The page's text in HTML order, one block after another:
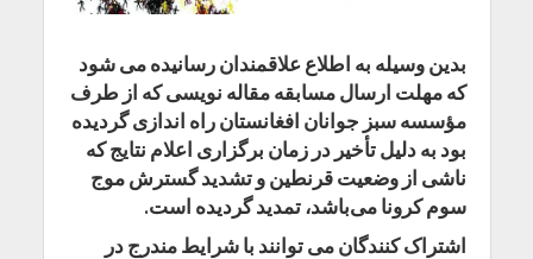
بدین وسیله به اطلاع علاقمندان رسانیده می شود
که مهلت ارسال مسابقه مقاله نویسی که از طرف
مؤسسه سبز جوانان افغانستان راه اندازی گردیده
بود به دلیل تأخیر در زمان برگزاری اعلام نتایج که
ناشی از وضعیت قرنطین و تشدید گسترش موج
سوم کرونا می‌باشد، تمدید گردیده است.
اشتراک کنندگان می توانند با شرایط مندرج در